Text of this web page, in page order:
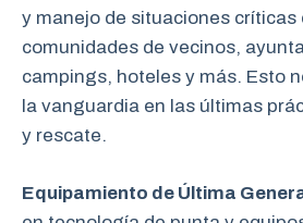
y manejo de situaciones críticas
comunidades de vecinos,
campings, hoteles y más. Esto
la vanguardia en las últimas
y rescate.
Equipamiento de Última